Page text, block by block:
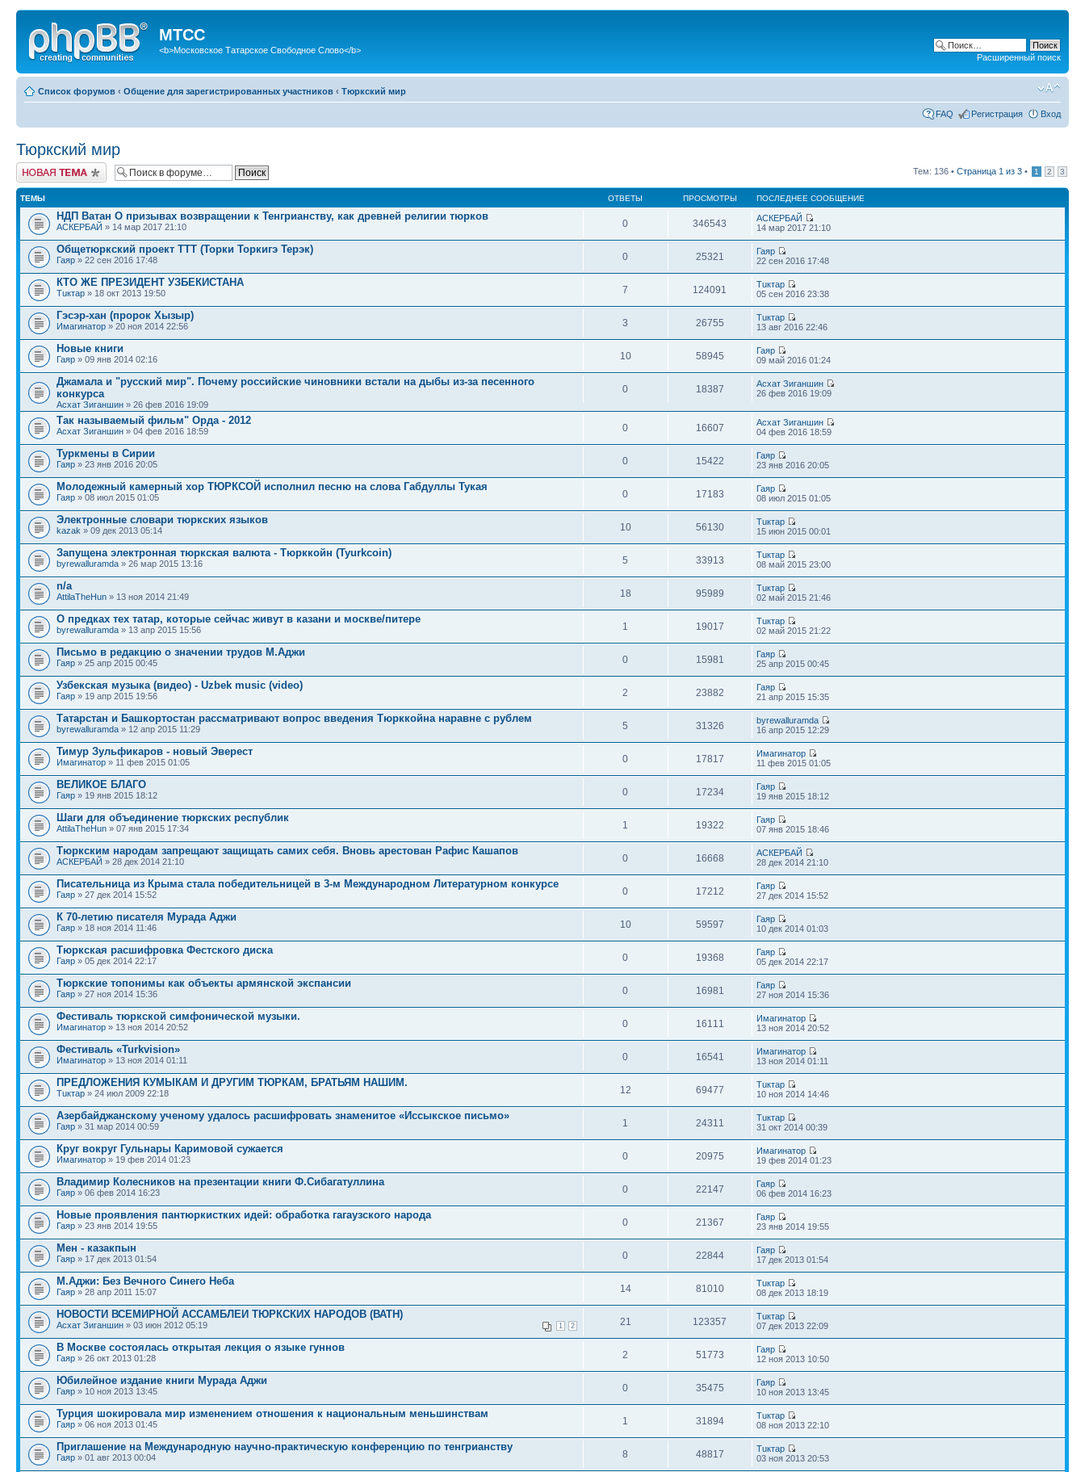
МТСС
<b>Московское Татарское Свободное Слово</b>
Расширенный поиск
Список форумов ‹ Общение для зарегистрированных участников ‹ Тюркский мир
FAQ Регистрация Вход
Тюркский мир
Новая тема Тем: 136 • Страница 1 из 3 • 1 2 3
ТЕМЫ ОТВЕТЫ ПРОСМОТРЫ ПОСЛЕДНЕЕ СООБЩЕНИЕ
НДП Ватан О призывах возвращении к Тенгрианству, как древней религии тюрков
АСКЕРБАЙ » 14 мар 2017 21:10 0 346543
АСКЕРБАЙ
14 мар 2017 21:10
Общетюркский проект ТТТ (Торки Торкигэ Терэк)
Гаяр » 22 сен 2016 17:48 0 25321
Гаяр
22 сен 2016 17:48
КТО ЖЕ ПРЕЗИДЕНТ УЗБЕКИСТАНА
Тuктар » 18 окт 2013 19:50 7 124091
Тuктар
05 сен 2016 23:38
Гэсэр-хан (пророк Хызыр)
Имагинатор » 20 ноя 2014 22:56 3 26755
Тuктар
13 авг 2016 22:46
Новые книги
Гаяр » 09 янв 2014 02:16 10 58945
Гаяр
09 май 2016 01:24
Джамала и "русский мир". Почему российские чиновники встали на дыбы из-за песенного
конкурса
Асхат Зиганшин » 26 фев 2016 19:09
0 18387
Асхат Зиганшин
26 фев 2016 19:09
Так называемый фильм" Орда - 2012
Асхат Зиганшин » 04 фев 2016 18:59 0 16607
Асхат Зиганшин
04 фев 2016 18:59
Туркмены в Сирии
Гаяр » 23 янв 2016 20:05 0 15422
Гаяр
23 янв 2016 20:05
Молодежный камерный хор ТЮРКСОЙ исполнил песню на слова Габдуллы Тукая
Гаяр » 08 июл 2015 01:05 0 17183
Гаяр
08 июл 2015 01:05
Электронные словари тюркских языков
kazak » 09 дек 2013 05:14 10 56130
Тuктар
15 июн 2015 00:01
Запущена электронная тюркская валюта - Тюрккойн (Tyurkcoin)
byrewalluramda » 26 мар 2015 13:16 5 33913
Тuктар
08 май 2015 23:00
n/a
AttilaTheHun » 13 ноя 2014 21:49 18 95989
Тuктар
02 май 2015 21:46
О предках тех татар, которые сейчас живут в казани и москве/питере
byrewalluramda » 13 апр 2015 15:56 1 19017
Тuктар
02 май 2015 21:22
Письмо в редакцию о значении трудов М.Аджи
Гаяр » 25 апр 2015 00:45 0 15981
Гаяр
25 апр 2015 00:45
Узбекская музыка (видео) - Uzbek music (video)
Гаяр » 19 апр 2015 19:56 2 23882
Гаяр
21 апр 2015 15:35
Татарстан и Башкортостан рассматривают вопрос введения Тюрккойна наравне с рублем
byrewalluramda » 12 апр 2015 11:29 5 31326
byrewalluramda
16 апр 2015 12:29
Тимур Зульфикаров - новый Эверест
Имагинатор » 11 фев 2015 01:05 0 17817
Имагинатор
11 фев 2015 01:05
ВЕЛИКОЕ БЛАГО
Гаяр » 19 янв 2015 18:12 0 17234
Гаяр
19 янв 2015 18:12
Шаги для объединение тюркских республик
AttilaTheHun » 07 янв 2015 17:34 1 19322
Гаяр
07 янв 2015 18:46
Тюркским народам запрещают защищать самих себя. Вновь арестован Рафис Кашапов
АСКЕРБАЙ » 28 дек 2014 21:10 0 16668
АСКЕРБАЙ
28 дек 2014 21:10
Писательница из Крыма стала победительницей в 3-м Международном Литературном конкурсе
Гаяр » 27 дек 2014 15:52 0 17212
Гаяр
27 дек 2014 15:52
К 70-летию писателя Мурада Аджи
Гаяр » 18 ноя 2014 11:46 10 59597
Гаяр
10 дек 2014 01:03
Тюркская расшифровка Фестского диска
Гаяр » 05 дек 2014 22:17 0 19368
Гаяр
05 дек 2014 22:17
Тюркские топонимы как объекты армянской экспансии
Гаяр » 27 ноя 2014 15:36 0 16981
Гаяр
27 ноя 2014 15:36
Фестиваль тюркской симфонической музыки.
Имагинатор » 13 ноя 2014 20:52 0 16111
Имагинатор
13 ноя 2014 20:52
Фестиваль «Turkvision»
Имагинатор » 13 ноя 2014 01:11 0 16541
Имагинатор
13 ноя 2014 01:11
ПРЕДЛОЖЕНИЯ КУМЫКАМ И ДРУГИМ ТЮРКАМ, БРАТЬЯМ НАШИМ.
Тuктар » 24 июл 2009 22:18 12 69477
Тuктар
10 ноя 2014 14:46
Азербайджанскому ученому удалось расшифровать знаменитое «Иссыкское письмо»
Гаяр » 31 мар 2014 00:59 1 24311
Тuктар
31 окт 2014 00:39
Круг вокруг Гульнары Каримовой сужается
Имагинатор » 19 фев 2014 01:23 0 20975
Имагинатор
19 фев 2014 01:23
Владимир Колесников на презентации книги Ф.Сибагатуллина
Гаяр » 06 фев 2014 16:23 0 22147
Гаяр
06 фев 2014 16:23
Новые проявления пантюркистких идей: обработка гагаузского народа
Гаяр » 23 янв 2014 19:55 0 21367
Гаяр
23 янв 2014 19:55
Мен - казакпын
Гаяр » 17 дек 2013 01:54 0 22844
Гаяр
17 дек 2013 01:54
М.Аджи: Без Вечного Синего Неба
Гаяр » 28 апр 2011 15:07 14 81010
Тuктар
08 дек 2013 18:19
НОВОСТИ ВСЕМИРНОЙ АССАМБЛЕИ ТЮРКСКИХ НАРОДОВ (ВАТН)
1 2
Асхат Зиганшин » 03 июн 2012 05:19 21 123357
Тuктар
07 дек 2013 22:09
В Москве состоялась открытая лекция о языке гуннов
Гаяр » 26 окт 2013 01:28 2 51773
Гаяр
12 ноя 2013 10:50
Юбилейное издание книги Мурада Аджи
Гаяр » 10 ноя 2013 13:45 0 35475
Гаяр
10 ноя 2013 13:45
Турция шокировала мир изменением отношения к национальным меньшинствам
Гаяр » 06 ноя 2013 01:45 1 31894
Тuктар
08 ноя 2013 22:10
Приглашение на Международную научно-практическую конференцию по тенгрианству
Гаяр » 01 авг 2013 00:04 8 48817
Тuктар
03 ноя 2013 20:53